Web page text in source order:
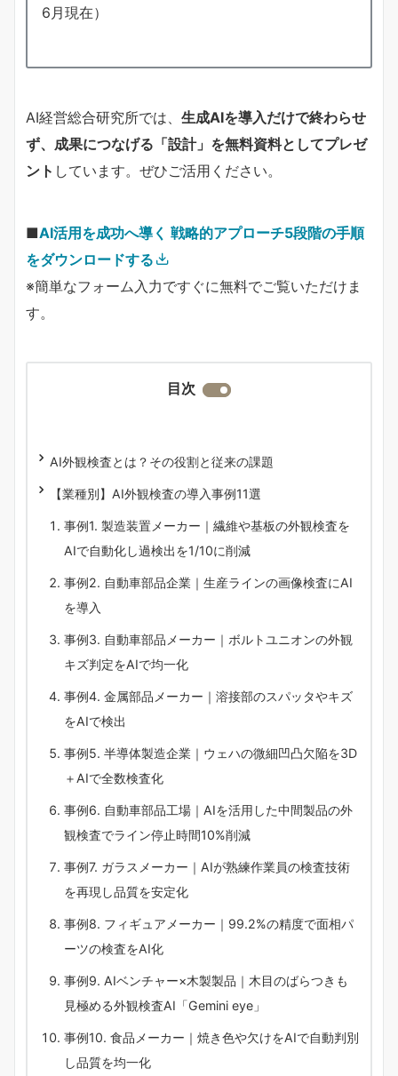
6月現在）
AI経営総合研究所では、 生成AIを導入だけで終わらせ
ず、成果につなげる「設計」を無料資料としてプレゼ
ント しています。ぜひご活用ください。
■AI活用を成功へ導く 戦略的アプローチ5段階の手順
をダウンロードする
※簡単なフォーム入力ですぐに無料でご覧いただけま
す。
目次
AI外観検査とは？その役割と従来の課題
【業種別】AI外観検査の導入事例11選
事例1. 製造装置メーカー｜繊維や基板の外観検査を
AIで自動化し過検出を1/10に削減
事例2. 自動車部品企業｜生産ラインの画像検査にAI
を導入
事例3. 自動車部品メーカー｜ボルトユニオンの外観
キズ判定をAIで均一化
事例4. 金属部品メーカー｜溶接部のスパッタやキズ
をAIで検出
事例5. 半導体製造企業｜ウェハの微細凹凸欠陥を3D
＋AIで全数検査化
事例6. 自動車部品工場｜AIを活用した中間製品の外
観検査でライン停止時間10%削減
事例7. ガラスメーカー｜AIが熟練作業員の検査技術
を再現し品質を安定化
事例8. フィギュアメーカー｜99.2%の精度で面相パ
ーツの検査をAI化
事例9. AIベンチャー×木製製品｜木目のばらつきも
見極める外観検査AI「Gemini eye」
事例10. 食品メーカー｜焼き色や欠けをAIで自動判別
し品質を均一化